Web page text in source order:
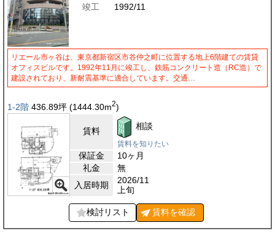
竣工
1992/11
リエール市ヶ谷は、東京都新宿区市谷仲之町に位置する地上6階建ての賃貸
オフィスビルです。1992年11月に竣工し、鉄筋コンクリート造（RC造）で
建設されており、新耐震基準に適合しています。交通…
1-2階 436.89坪 (1444.30m2)
賃料 相談
賃料を知りたい
保証金
10ヶ月
礼金
無
入居時期
2026/11
上旬
検討リスト 賃料を確認